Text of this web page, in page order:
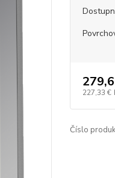
227,33 €
Číslo